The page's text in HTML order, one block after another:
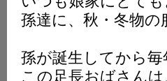
孫達に、秋・冬物
孫が誕生してから
この足長おばさん